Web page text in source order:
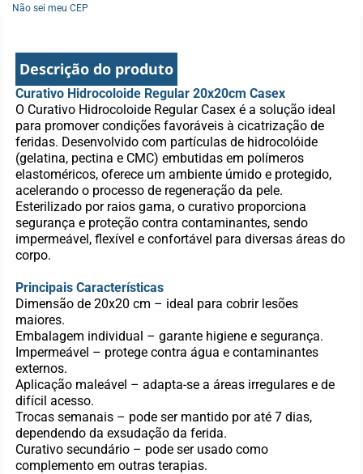
Não sei meu CEP
Descrição do produto
Curativo Hidrocoloide Regular 20x20cm Casex
O Curativo Hidrocoloide Regular Casex é a solução ideal
para promover condições favoráveis à cicatrização de
feridas. Desenvolvido com partículas de hidrocolóide
(gelatina, pectina e CMC) embutidas em polímeros
elastoméricos, oferece um ambiente úmido e protegido,
acelerando o processo de regeneração da pele.
Esterilizado por raios gama, o curativo proporciona
segurança e proteção contra contaminantes, sendo
impermeável, flexível e confortável para diversas áreas do
corpo.
Principais Características
Dimensão de 20x20 cm – ideal para cobrir lesões
maiores.
Embalagem individual – garante higiene e segurança.
Impermeável – protege contra água e contaminantes
externos.
Aplicação maleável – adapta-se a áreas irregulares e de
difícil acesso.
Trocas semanais – pode ser mantido por até 7 dias,
dependendo da exsudação da ferida.
Curativo secundário – pode ser usado como
complemento em outras terapias.